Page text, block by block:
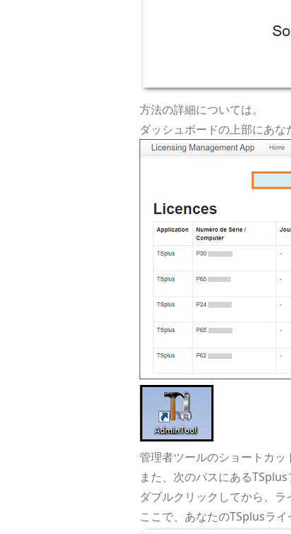
方法の詳細については。
ダッシュボードの上部にあ
管理者ツールのショートカ
また、次のパスにある
ダブルクリックしてから、ラ
ここで、あなたのTSplusラ